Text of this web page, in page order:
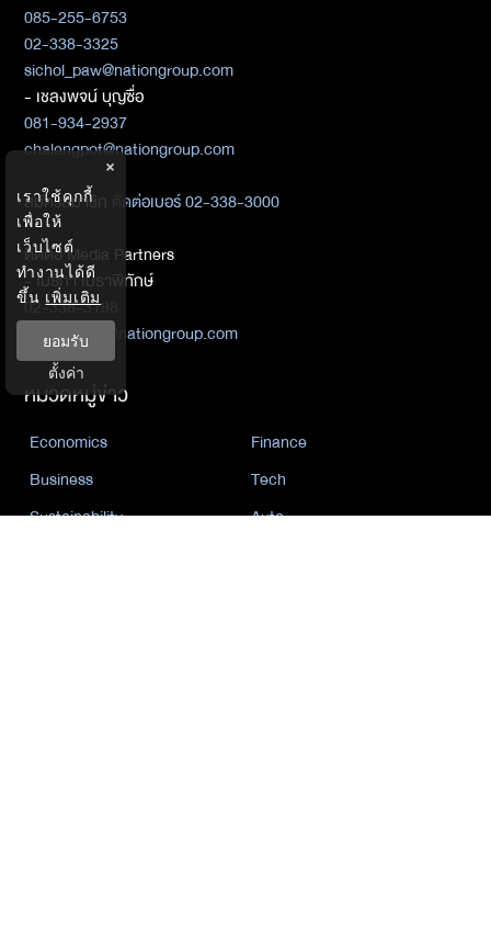
085-255-6753
02-338-3325
sichol_paw@nationgroup.com
- เชลงพจน์ บุญซื่อ
081-934-2937
chalengpot@nationgroup.com
สมัครสมาชิก ติดต่อเบอร์ 02-338-3000
ติดต่อ Media Partners
- เมธิกา เมธาพิทักษ์
02-338-3198
metika_met@nationgroup.com
หมวดหมู่ข่าว
Economics
Finance
Business
Tech
Sustainability
Auto
×
เราใช้คุกกี้
เพื่อให้
เว็บไซต์
ทำงานได้ดี
ขึ้น เพิ่มเติม
ยอมรับ
ตั้งค่า